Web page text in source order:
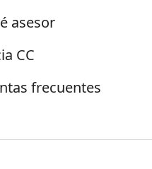
asesor
CC
frecuentes